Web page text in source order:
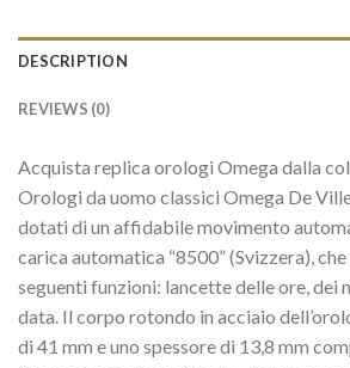
DESCRIPTION
REVIEWS (0)
Acquista replica orologi Omega dalla
Orologi da uomo classici Omega De
dotati di un affidabile movimento
carica automatica “8500” (Svizzera),
seguenti funzioni: lancette delle ore, dei
data. Il corpo rotondo in acciaio
di 41 mm e uno spessore di 13,8 mm